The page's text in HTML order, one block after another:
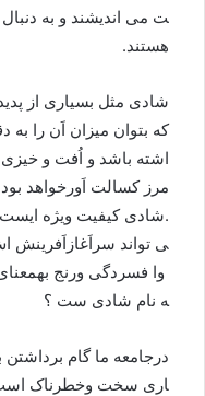
ت می انديشند و به دنبال
هستند.
شادی مثل بسياری از
که بتوان ميزان اَن را به
اشته باشد و اُفت و
مرز کسالت اَورخواهد بود
.شادی کيفيت ويژه ایست
ی تواند سراَغازاَفرينش
وا فسردگی ورنج به
ه نام شادی ست ؟
درجامعه ما گام برداشتن
اری سخت وخطرناک